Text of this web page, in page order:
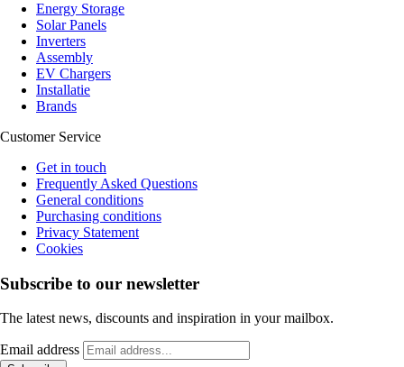
Energy Storage
Solar Panels
Inverters
Assembly
EV Chargers
Installatie
Brands
Customer Service
Get in touch
Frequently Asked Questions
General conditions
Purchasing conditions
Privacy Statement
Cookies
Subscribe to our newsletter
The latest news, discounts and inspiration in your mailbox.
Email address